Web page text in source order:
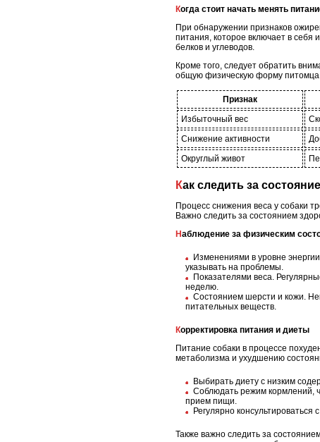
Когда стоит начать менять
При обнаружении признаков
питания, которое включает в себя
белков и углеводов.
Кроме того, следует обратить
общую физическую форму питомца.
Признак
Избыточный вес
Снижение активности
Округлый живот
Как следить за
Процесс снижения веса у собаки
Важно следить за состоянием
Наблюдение за физическим
Изменениями в уровне
указывать на проблемы.
Показателями веса.
неделю.
Состоянием шерсти и кожи.
питательных веществ.
Корректировка питания и диеты
Питание собаки в процессе
метаболизма и ухудшению
Выбирать диету с низким
Соблюдать режим кормлений,
прием пищи.
Регулярно
Также важно следить за